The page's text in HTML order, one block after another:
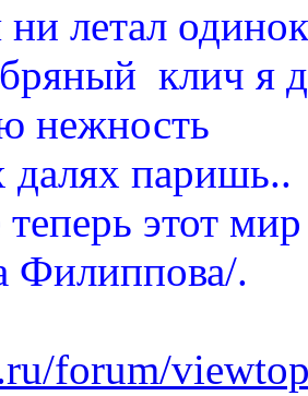
ни летал
клич
нежность
далях паришь..
теперь этот
Филиппова/.
forum/